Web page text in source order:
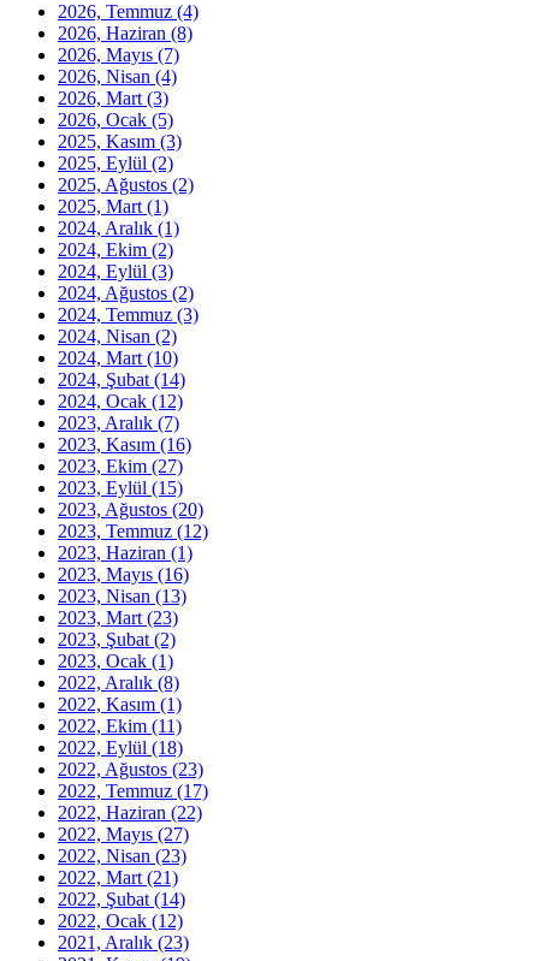
2026, Temmuz (4)
2026, Haziran (8)
2026, Mayıs (7)
2026, Nisan (4)
2026, Mart (3)
2026, Ocak (5)
2025, Kasım (3)
2025, Eylül (2)
2025, Ağustos (2)
2025, Mart (1)
2024, Aralık (1)
2024, Ekim (2)
2024, Eylül (3)
2024, Ağustos (2)
2024, Temmuz (3)
2024, Nisan (2)
2024, Mart (10)
2024, Şubat (14)
2024, Ocak (12)
2023, Aralık (7)
2023, Kasım (16)
2023, Ekim (27)
2023, Eylül (15)
2023, Ağustos (20)
2023, Temmuz (12)
2023, Haziran (1)
2023, Mayıs (16)
2023, Nisan (13)
2023, Mart (23)
2023, Şubat (2)
2023, Ocak (1)
2022, Aralık (8)
2022, Kasım (1)
2022, Ekim (11)
2022, Eylül (18)
2022, Ağustos (23)
2022, Temmuz (17)
2022, Haziran (22)
2022, Mayıs (27)
2022, Nisan (23)
2022, Mart (21)
2022, Şubat (14)
2022, Ocak (12)
2021, Aralık (23)